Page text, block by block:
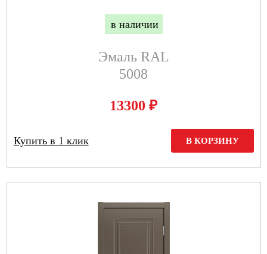
в наличии
Эмаль RAL
5008
13300 ₽
Купить в 1 клик В КОРЗИНУ